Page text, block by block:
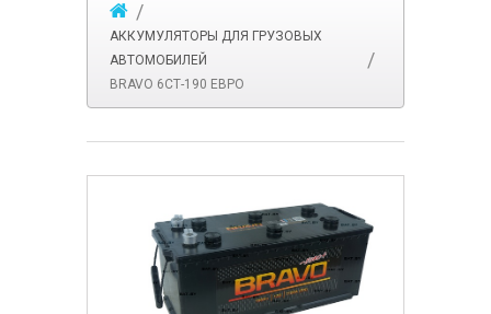
АККУМУЛЯТОРЫ ДЛЯ ГРУЗОВЫХ
АВТОМОБИЛЕЙ
BRAVO 6СТ-190 ЕВРО